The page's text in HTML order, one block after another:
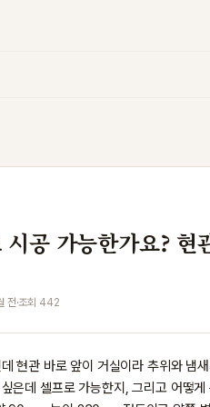
공 가능한가요? 현
전·조회 442
현관 바로 앞이 거실이라 추위와 냄
은데 셀프로 가능한지, 그리고 어떻